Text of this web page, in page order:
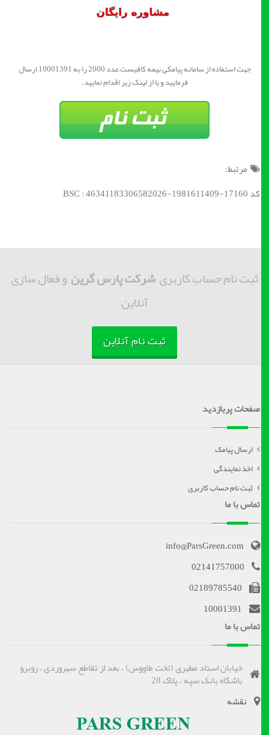
جهت استفاده از سامانه پیامکی بیمه کافیست عدد 2000 را به 10001391 ارسال
فرمایید و یا از لینک زیر اقدام نمایید.
مرتبط:
کد BSC : 46341183306582026-1981611409-17160;
ثبت نام حساب کاربریشرکت پارس گرینو فعال سازی
آنلاین
ثبت نام آنلاین
صفحات پربازدید
ارسال پیامک
اخذ نمایندگی
ثبت نام حساب کاربری
تماس با ما
info@ParsGreen.com
02141757000
02189785540
10001391
تماس با ما
خیابان استاد مطهری (تخت طاووس) ، بعد از تقاطع سهروردی ، روبرو
باشگاه بانک سپه ، پلاک 28
نقشه